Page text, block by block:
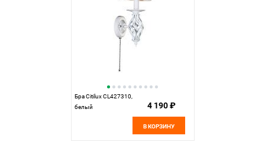
Бра Citilux CL427310,
белый
4 190 ₽
В КОРЗИНУ